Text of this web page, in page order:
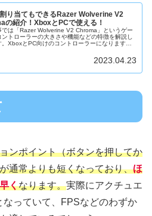
り当てもできるRazer Wolverine V2
の紹介！XboxとPCで使える！
では「Razer Wolverine V2 Chroma」というゲー
ントローラーの大きさや機能などの特徴を解説し
。XboxとPC向けのコントローラーになりますの
2023.04.23
ンポイント（ボタンを押してか
通常よりも短くなっており、ほ
くなります。実際にアクチュエ
なっていて、FPSなどのわずか